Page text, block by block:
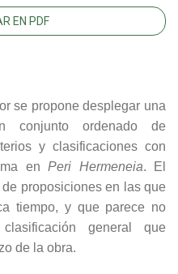
EN PDF
se propone desplegar una
conjunto ordenado de
y clasificaciones con
en Peri Hermeneia. El
proposiciones en las que
tiempo, y que parece no
general que
de la obra.